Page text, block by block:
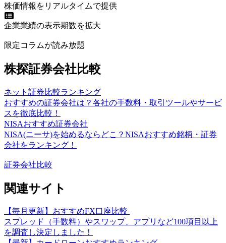
株価情報をリアルタイムで提供
企業業績の表示期数を拡大
限定コラムが読み放題
株探証券会社比較
ネット証券比較ランキング
おすすめの証券会社は？各社の手数料・取引ツールやサービ
スを徹底比較！
NISAおすすめ証券会社
NISA(ニーサ)を始めるならどこ？NISAおすすめ銘柄・証券
会社をランキング！
証券会社比較
関連サイト
【毎月更新】おすすめFX口座比較
スプレッド（手数料）やスワップ、アプリなど100項目以上
を調査し決定しました！